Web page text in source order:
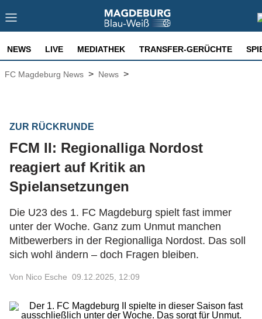
NEWS LIVE MEDIATHEK TRANSFER-GERÜCHTE
FC Magdeburg News > News >
ZUR RÜCKRUNDE
FCM II: Regionalliga Nordost
reagiert auf Kritik an
Spielansetzungen
Die U23 des 1. FC Magdeburg spielt fast immer
unter der Woche. Ganz zum Unmut manchen
Mitbewerbers in der Regionalliga Nordost. Das soll
sich wohl ändern – doch Fragen bleiben.
Von Nico Esche 09.12.2025, 12:09